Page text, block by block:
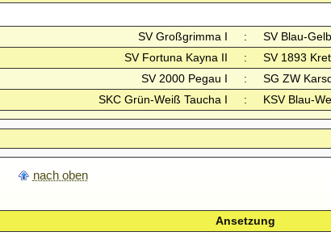
SV Großgrimma I : SV Blau-
SV Fortuna Kayna II : SV 1893
SV 2000 Pegau I : SG ZW
SKC Grün-Weiß Taucha I : KSV Blau-
nach oben
Ansetzung